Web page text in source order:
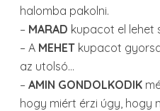
halomba pakolni.
– MARAD kupacot el lehet
– A MEHET kupacot
az utolsó…
– AMIN GONDOLKODIK
hogy miért érzi úgy, hogy